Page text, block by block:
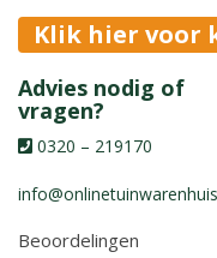
Klik hier voor
Advies nodig of
vragen?
0320 – 219170
Beoordelingen